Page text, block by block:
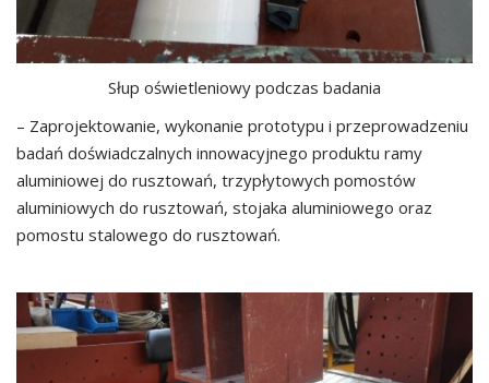
Słup oświetleniowy podczas badania
– Zaprojektowanie, wykonanie prototypu i przeprowadzeniu
badań doświadczalnych innowacyjnego produktu ramy
aluminiowej do rusztowań, trzypłytowych pomostów
aluminiowych do rusztowań, stojaka aluminiowego oraz
pomostu stalowego do rusztowań.